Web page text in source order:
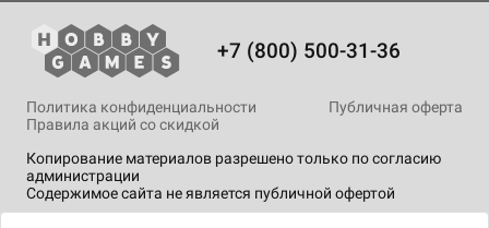
+7 (800) 500-31-36
Копирование материалов разрешено только по согласию
администрации
Содержимое сайта не является публичной офертой
Политика конфиденциальности
Публичная оферта
Правила акций со скидкой